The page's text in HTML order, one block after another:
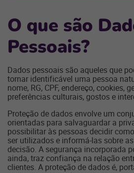
O que são D
Pessoais?
Dados pessoais são aqueles que
tornar identificável uma pessoa
nome, RG, CPF, endereço, cookies,
preferências culturais, gostos e
Proteção de dados envolve um
orientadas para salvaguardar a
possibilitar às pessoas decidir
ser utilizados e informá-las sobre
decisão. A segurança incorporada
ainda, traz confiança na relação
clientes. A proteção de dados é,